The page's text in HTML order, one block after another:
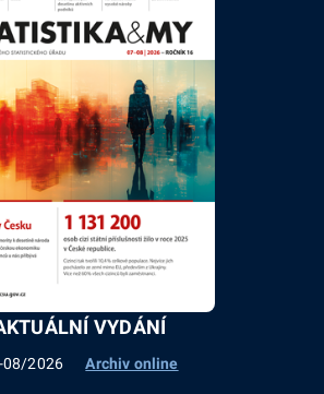
VYDÁNÍ
08/2026 Archiv online